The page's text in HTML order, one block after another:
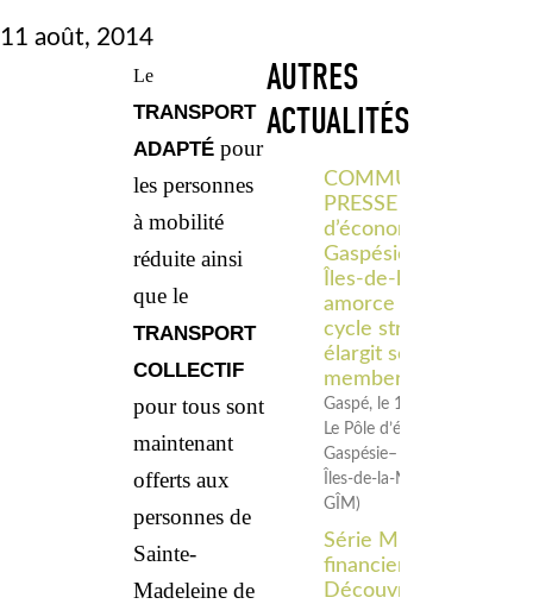
11 août, 2014
Le
TRANSPORT
ADAPTÉ pour
les personnes
à mobilité
réduite ainsi
que le
TRANSPORT
COLLECTIF
pour tous sont
maintenant
offerts aux
personnes de
Sainte-
Madeleine de
AUTRES
ACTUALITÉS
COMMUNIQUÉ DE
PRESSE – Le Pôle
d’économie sociale
Gaspésie–
Îles‑de‑la‑Madeleine
amorce un nouveau
cycle stratégique et
élargit son
membership
Gaspé, le 18 juin 2026 –
Le Pôle d’économie sociale
Gaspésie–
Îles‑de‑la‑Madeleine (Pôle
GÎM)
Série Midi
financier –
Découvrir